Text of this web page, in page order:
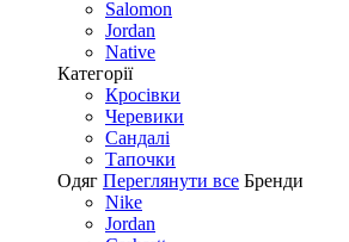
Salomon
Jordan
Native
Категорії
Кросівки
Черевики
Сандалі
Tапочки
Одяг Переглянути все Бренди
Nike
Jordan